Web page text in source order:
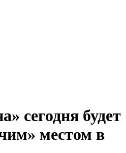
сегодня будет
местом в